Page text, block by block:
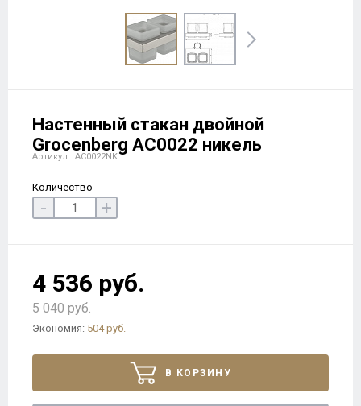
Настенный стакан двойной
Grocenberg AC0022 никель
Артикул : AC0022NK
Количество
- +
4 536 руб.
5 040 руб.
Экономия: 504 руб.
В КОРЗИНУ